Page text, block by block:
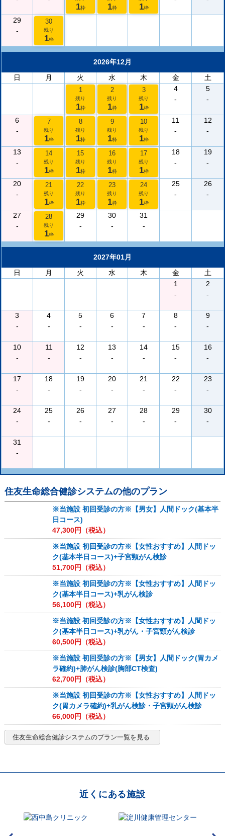
1枠 1枠 1枠
29
-
30
残り
1枠
2026年12月
日
月 火 水 木 金 土
1
残り
1枠
2
残り
1枠
3
残り
1枠
4
-
5
-
6
-
7
残り
1枠
8
残り
1枠
9
残り
1枠
10
残り
1枠
11
-
12
-
13
-
14
残り
1枠
15
残り
1枠
16
残り
1枠
17
残り
1枠
18
-
19
-
20
-
21
残り
1枠
22
残り
1枠
23
残り
1枠
24
残り
1枠
25
-
26
-
27
-
28
残り
1枠
29
-
30
-
31
-
2027年01月
日
月 火 水 木 金
土
1
-
2
-
3
-
4
-
5
-
6
-
7
-
8
-
9
-
10
-
11
-
12
-
13
-
14
-
15
-
16
-
17
-
18
-
19
-
20
-
21
-
22
-
23
-
24
-
25
-
26
-
27
-
28
-
29
-
30
-
31
-
住友生命総合健診システムの他のプラン
※当施設 初回受診の方※【男女】人間ドック(基本半
日コース)
47,300円（税込）
※当施設 初回受診の方※【女性おすすめ】人間ドッ
ク(基本半日コース)+子宮頸がん検診
51,700円（税込）
※当施設 初回受診の方※【女性おすすめ】人間ドッ
ク(基本半日コース)+乳がん検診
56,100円（税込）
※当施設 初回受診の方※【女性おすすめ】人間ドッ
ク(基本半日コース)+乳がん・子宮頸がん検診
60,500円（税込）
※当施設 初回受診の方※【男女】人間ドック(胃カメ
ラ確約)+肺がん検診(胸部CT検査)
62,700円（税込）
※当施設 初回受診の方※【女性おすすめ】人間ドッ
ク(胃カメラ確約)+乳がん検診・子宮頸がん検診
66,000円（税込）
住友生命総合健診システムのプラン一覧を見る
近くにある施設